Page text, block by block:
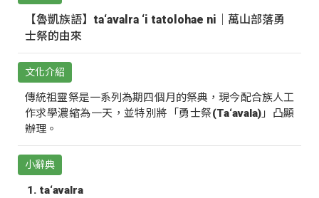
【魯凱族語】ta‘avalra ‘i tatolohae ni｜萬山部落勇
士祭的由來
文化介紹
傳統祖靈祭是一系列為期四個月的祭典，現今配合族人工
作求學濃縮為一天，並特別將「勇士祭(Ta‘avala)」凸顯
辦理。
小辭典
ta‘avalra